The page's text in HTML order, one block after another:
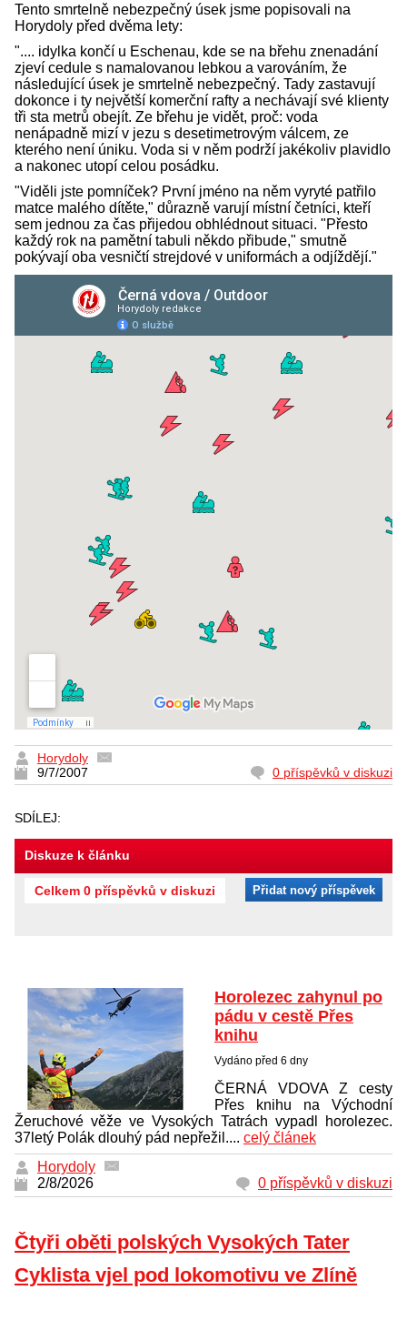
Tento smrtelně nebezpečný úsek jsme popisovali na
Horydoly před dvěma lety:
".... idylka končí u Eschenau, kde se na břehu znenadání
zjeví cedule s namalovanou lebkou a varováním, že
následující úsek je smrtelně nebezpečný. Tady zastavují
dokonce i ty největší komerční rafty a nechávají své klienty
tři sta metrů obejít. Ze břehu je vidět, proč: voda
nenápadně mizí v jezu s desetimetrovým válcem, ze
kterého není úniku. Voda si v něm podrží jakékoliv plavidlo
a nakonec utopí celou posádku.
"Viděli jste pomníček? První jméno na něm vyryté patřilo
matce malého dítěte," důrazně varují místní četníci, kteří
sem jednou za čas přijedou obhlédnout situaci. "Přesto
každý rok na pamětní tabuli někdo přibude," smutně
pokývají oba vesničtí strejdové v uniformách a odjíždějí."
Horydoly
9/7/2007
0 příspěvků v diskuzi
SDÍLEJ:
Diskuze k článku
Celkem 0 příspěvků v diskuzi Přidat nový příspěvek
Horolezec zahynul po
pádu v cestě Přes
knihu
Vydáno před 6 dny
ČERNÁ VDOVA Z cesty
Přes knihu na Východní
Žeruchové věže ve Vysokých Tatrách vypadl horolezec.
37letý Polák dlouhý pád nepřežil.... celý článek
Horydoly
2/8/2026
0 příspěvků v diskuzi
Čtyři oběti polských Vysokých Tater
Cyklista vjel pod lokomotivu ve Zlíně